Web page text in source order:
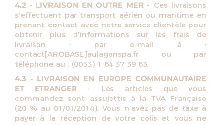
4.2 - LIVRAISON EN OUTRE MER - Ces livraisons
s'effectuent par transport aérien ou maritime en
prenant contact avec notre service clientèle pour
obtenir plus d'informations sur les frais de
livraison : par e-mail à :
contact[AROBASE]aulagonspa.fr ou par
téléphone au : (0033) 1 64 37 39 63.
4.3 - LIVRAISON EN EUROPE COMMUNAUTAIRE
ET ETRANGER - Les articles que vous
commandez sont assujettis à la TVA Française
(20 % au 01/01/2014). Vous n'avez pas de taxe à
payer à la réception de votre colis et vous ne